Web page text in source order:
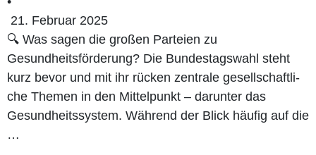
21. Februar 2025
🔍 Was sagen die gro­ßen Par­tei­en zu
Gesundheitsförderung? Die Bun­des­tags­wahl steht
kurz bevor und mit ihr rücken zen­tra­le gesell­schaft­li­
che The­men in den Mit­tel­punkt – dar­un­ter das
Gesund­heits­sys­tem. Wäh­rend der Blick häu­fig auf die
…